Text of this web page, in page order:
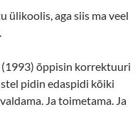
ülikoolis, aga siis ma veel
(1993) õppisin korrektuuri
pidin edaspidi kõiki
Ja toimetama. Ja